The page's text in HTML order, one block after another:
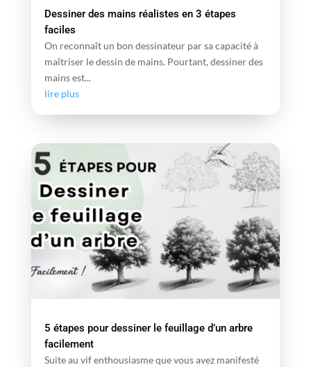
Dessiner des mains réalistes en 3 étapes
faciles
On reconnaît un bon dessinateur par sa capacité à
maîtriser le dessin de mains. Pourtant, dessiner des
mains est...
lire plus
5 étapes pour dessiner le feuillage d’un arbre
facilement
Suite au vif enthousiasme que vous avez manifesté